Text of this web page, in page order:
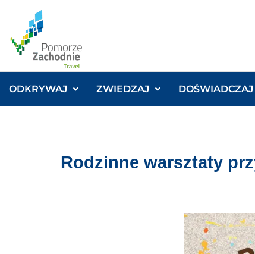
ODKRYWAJ ZWIEDZAJ DOŚWIADCZAJ
Rodzinne warsztaty